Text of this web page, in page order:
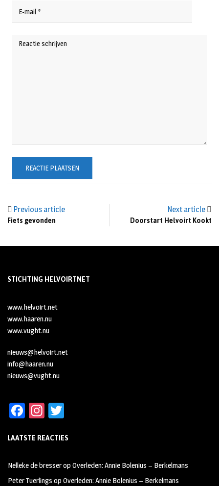
Previous article
Fiets gevonden
Next article
Doorstart Helvoirt Kookt
STICHTING HELVOIRTNET
www.helvoirt.net
www.haaren.nu
www.vught.nu
nieuws@helvoirt.net
info@haaren.nu
nieuws@vught.nu
Fa
b
oo
k
In
ag
m
tt
LAATSTE REACTIES
Nelleke de bresseropOverleden: Annie Bolenius – Berkelmans
Peter Tuerlings opOverleden: Annie Bolenius – Berkelmans